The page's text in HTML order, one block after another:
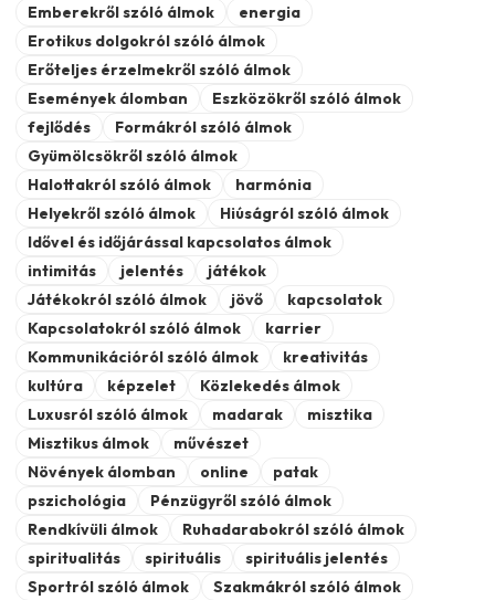
Emberekről szóló álmok
energia
Erotikus dolgokról szóló álmok
Erőteljes érzelmekről szóló álmok
Események álomban
Eszközökről szóló álmok
fejlődés
Formákról szóló álmok
Gyümölcsökről szóló álmok
Halottakról szóló álmok
harmónia
Helyekről szóló álmok
Hiúságról szóló álmok
Idővel és időjárással kapcsolatos álmok
intimitás
jelentés
játékok
Játékokról szóló álmok
jövő
kapcsolatok
Kapcsolatokról szóló álmok
karrier
Kommunikációról szóló álmok
kreativitás
kultúra
képzelet
Közlekedés álmok
Luxusról szóló álmok
madarak
misztika
Misztikus álmok
művészet
Növények álomban
online
patak
pszichológia
Pénzügyről szóló álmok
Rendkívüli álmok
Ruhadarabokról szóló álmok
spiritualitás
spirituális
spirituális jelentés
Sportról szóló álmok
Szakmákról szóló álmok